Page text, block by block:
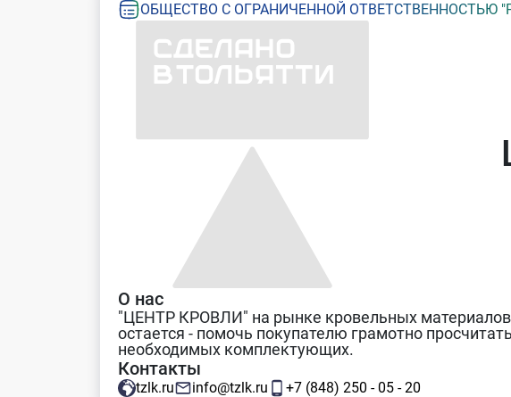
ОБЩЕСТВО С ОГРАНИЧЕННОЙ ОТВЕТСТВЕННОСТЬЮ
О нас
"ЦЕНТР КРОВЛИ" на рынке кровельных материалов
остается - помочь покупателю грамотно
необходимых комплектующих.
Контакты
tzlk.ru info@tzlk.ru +7 (848) 250 - 05 - 20